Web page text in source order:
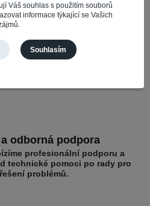
a kompatibilita
odborná podpora
profesionální podporu a
technické pomoci po rady pro
problémů.
Váš souhlas s použitím souborů
informace týkající se Vašich
Souhlasím